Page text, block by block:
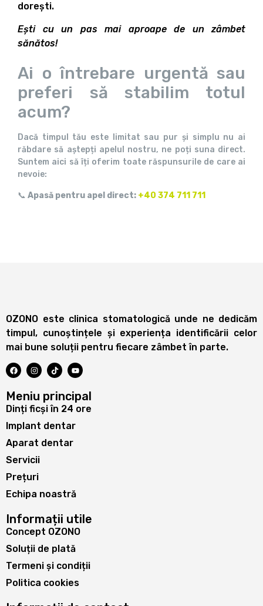
dorești.
Ești cu un pas mai aproape de un zâmbet
sănătos!
Ai o întrebare urgentă sau
preferi să stabilim totul
acum?
Dacă timpul tău este limitat sau pur și simplu nu ai
răbdare să aștepți apelul nostru, ne poți suna direct.
Suntem aici să îți oferim toate răspunsurile de care ai
nevoie:
📞 Apasă pentru apel direct: +40 374 711 711
OZONO este clinica stomatologică unde ne dedicăm
timpul, cunoștințele și experiența identificării celor
mai bune soluții pentru fiecare zâmbet în parte.
Meniu principal
Dinți ficși în 24 ore
Implant dentar
Aparat dentar
Servicii
Prețuri
Echipa noastră
Informații utile
Concept OZONO
Soluții de plată
Termeni și condiții
Politica cookies